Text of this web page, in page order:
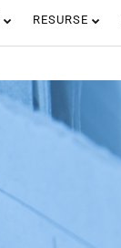
RESURSE